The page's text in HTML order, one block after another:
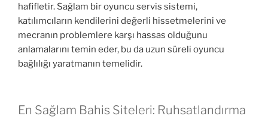
hafifletir. Sağlam bir oyuncu servis sistemi,
katılımcıların kendilerini değerli hissetmelerini ve
mecranın problemlere karşı hassas olduğunu
anlamalarını temin eder, bu da uzun süreli oyuncu
bağlılığı yaratmanın temelidir.
En Sağlam Bahis Siteleri: Ruhsatlandırma